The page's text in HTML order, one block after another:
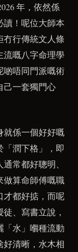
年，依然係
讀！呢位大師本
冇行傳統文人條
流嘅八字命理學
啲唔同門派嘅術
己一套獨門心
就係一個好好嘅
潤下格」，即
常都好聰明、
做算命師傅嘅職
才都好掂，而呢
、寫書立說，
「水」嗰種流動
好清晰，水木相